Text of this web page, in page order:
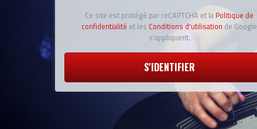
Ce site est protégé par reCAPTCHA et la Politique de
confidentialité et les Conditions d'utilisation de Google
s'appliquent.
S'IDENTIFIER